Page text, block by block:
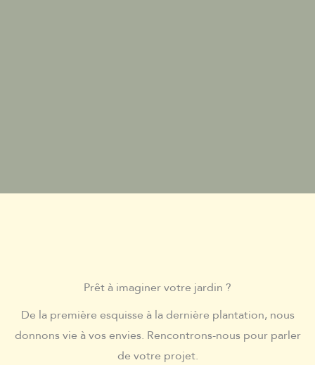
Prêt à imaginer votre jardin ?
De la première esquisse à la dernière plantation, nous
donnons vie à vos envies. Rencontrons-nous pour parler
de votre projet.